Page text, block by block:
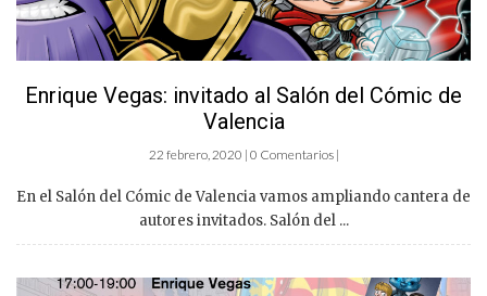
Enrique Vegas: invitado al Salón del Cómic de
Valencia
22 febrero, 2020 | 0 Comentarios |
En el Salón del Cómic de Valencia vamos ampliando cantera de
autores invitados. Salón del ...